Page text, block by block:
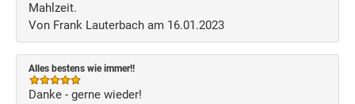
Mahlzeit.
Von Frank Lauterbach am 16.01.2023
Alles bestens wie immer!!
Danke - gerne wieder!